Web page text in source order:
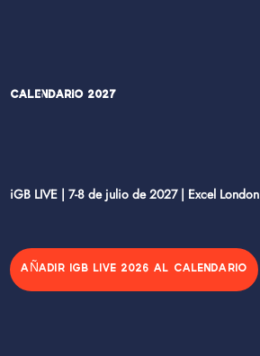
Calendario 2027
iGB LIVE | 7-8 de julio de 2027 | Excel London
AÑADIR IGB LIVE 2026 AL CALENDARIO